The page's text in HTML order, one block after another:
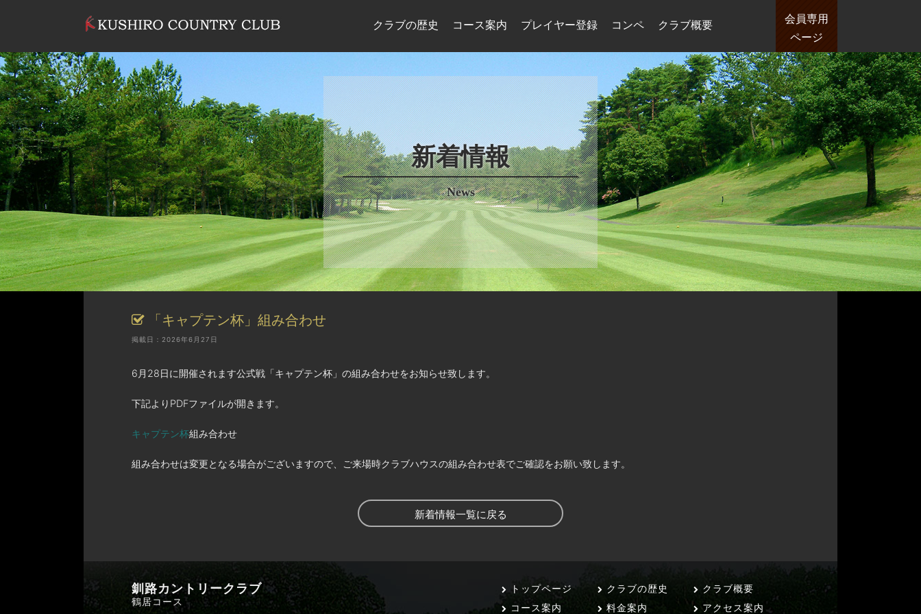
クラブの歴史 コース案内 プレイヤー登録 コンペ クラブ概要
会員専用
ページ
新着情報
News
「キャプテン杯」組み合わせ
掲載日：2026年6月27日
6月28日に開催されます公式戦「キャプテン杯」の組み合わせをお知らせ致します。
下記よりPDFファイルが開きます。
キャプテン杯組み合わせ
組み合わせは変更となる場合がございますので、ご来場時クラブハウスの組み合わせ表でご確認をお願い致します。
新着情報一覧に戻る
釧路カントリークラブ
鶴居コース
トップページ
コース案内
クラブの歴史
料金案内
クラブ概要
アクセス案内